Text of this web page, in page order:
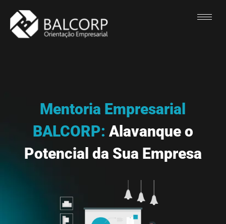
Mentoria Empresarial
BALCORP: Alavanque o
Potencial da Sua Empresa